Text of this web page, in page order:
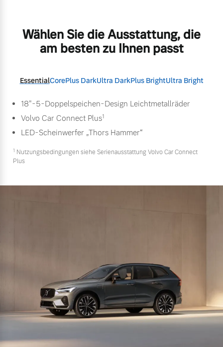
Wählen Sie die Ausstattung, die
am besten zu Ihnen passt
EssentialCorePlus DarkUltra DarkPlus BrightUltra Bright
18"-5-Doppelspeichen-Design Leichtmetallräder
Volvo Car Connect Plus1
LED-Scheinwerfer „Thors Hammer“
1 Nutzungsbedingungen siehe Serienausstattung Volvo Car Connect
Plus